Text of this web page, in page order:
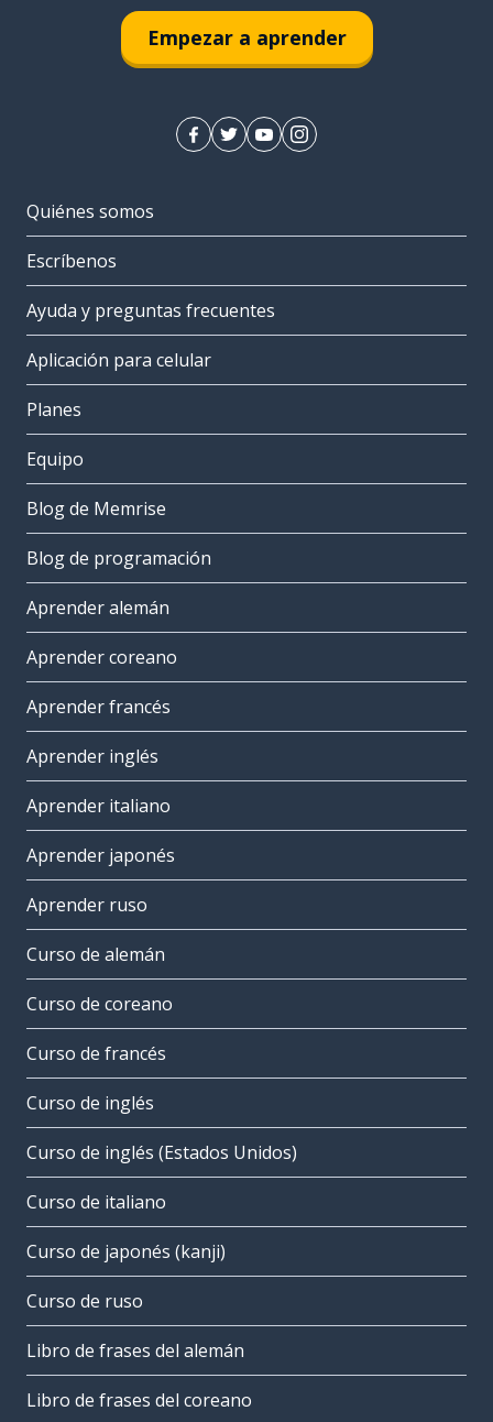
Empezar a aprender
Quiénes somos
Escríbenos
Ayuda y preguntas frecuentes
Aplicación para celular
Planes
Equipo
Blog de Memrise
Blog de programación
Aprender alemán
Aprender coreano
Aprender francés
Aprender inglés
Aprender italiano
Aprender japonés
Aprender ruso
Curso de alemán
Curso de coreano
Curso de francés
Curso de inglés
Curso de inglés (Estados Unidos)
Curso de italiano
Curso de japonés (kanji)
Curso de ruso
Libro de frases del alemán
Libro de frases del coreano